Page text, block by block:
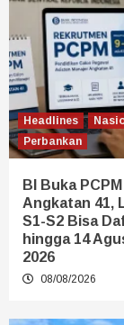
Headlines
Perbankan
BI Buka PCPM
Angkatan 41,
S1-S2 Bisa
hingga 14
2026
08/08/2026